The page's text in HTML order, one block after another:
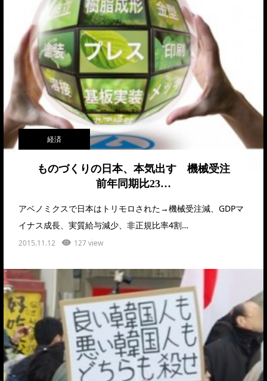
経済
ものづくりの日本、本気出す 機械受注
前年同期比23…
アベノミクスで日本はトリモロされた→機械受注減、GDPマ
イナス成長、実質給与減少、非正規比率4割…
2015.11.12 127 view